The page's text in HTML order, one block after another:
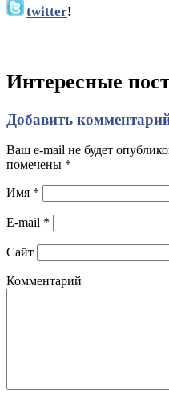
twitter!
Интересные
Добавить
Ваш e-mail не будет
помечены *
Имя *
E-mail *
Сайт
Комментарий